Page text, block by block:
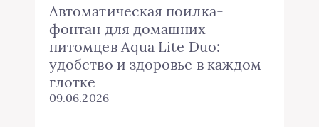
Автоматическая поилка-
фонтан для домашних
питомцев Aqua Lite Duo:
удобство и здоровье в каждом
глотке
09.06.2026